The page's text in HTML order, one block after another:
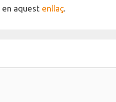
en aquest enllaç.